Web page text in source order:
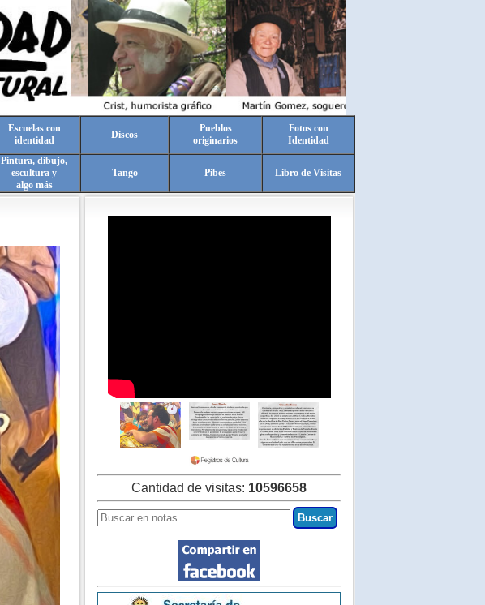
Escuelas con
identidad
Discos
Pueblos
originarios
Fotos con
Identidad
Pintura, dibujo,
escultura y
algo más
Tango Pibes Libro de Visitas
Cantidad de visitas: 10596658